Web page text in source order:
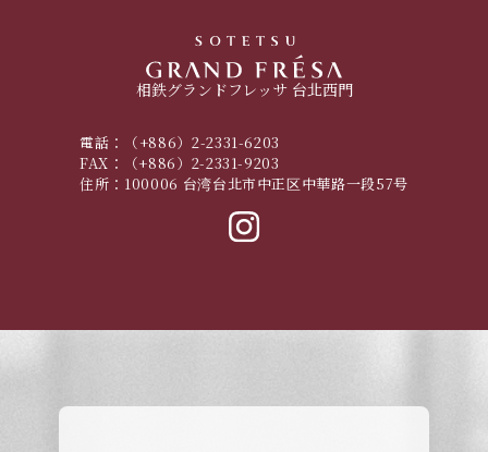
相鉄グランドフレッサ 台北西門
電話：
（+886）2-2331-6203
FAX：
（+886）2-2331-9203
住所： 100006 台湾台北市中正区中華路一段57号